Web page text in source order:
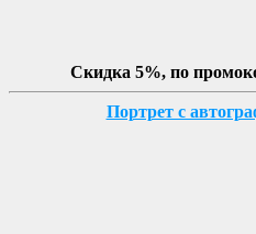
Скидка 5%, по
Портрет с